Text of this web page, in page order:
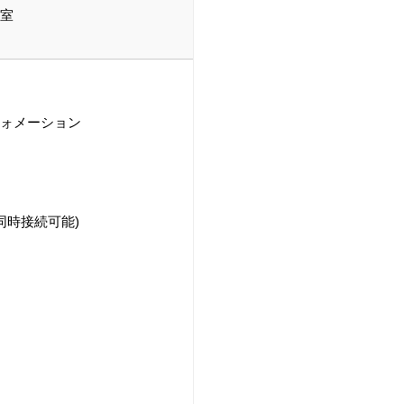
メーション
時接続可能)